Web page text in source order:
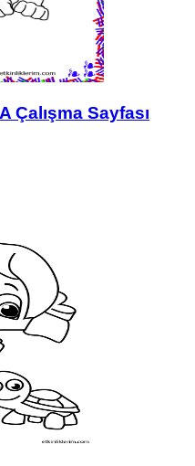
Çalışma Sayfası